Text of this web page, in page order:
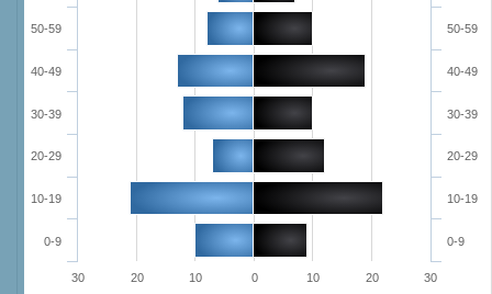
0-9
10-19
20-29
30-39
40-49
50-59
0-9
10-19
20-29
30-39
40-49
50-59
30 20 10 0 10 20 30